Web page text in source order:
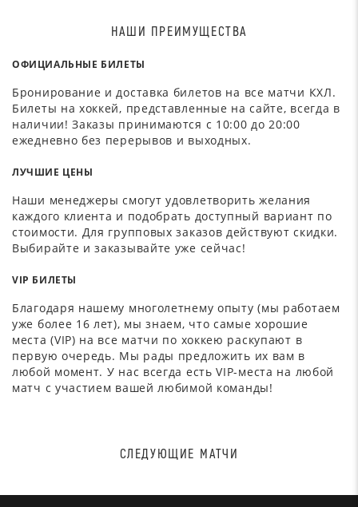
НАШИ ПРЕИМУЩЕСТВА
ОФИЦИАЛЬНЫЕ БИЛЕТЫ
Бронирование и доставка билетов на все матчи КХЛ.
Билеты на хоккей, представленные на сайте, всегда в
наличии! Заказы принимаются с 10:00 до 20:00
ежедневно без перерывов и выходных.
ЛУЧШИЕ ЦЕНЫ
Наши менеджеры смогут удовлетворить желания
каждого клиента и подобрать доступный вариант по
стоимости. Для групповых заказов действуют скидки.
Выбирайте и заказывайте уже сейчас!
VIP БИЛЕТЫ
Благодаря нашему многолетнему опыту (мы работаем
уже более 16 лет), мы знаем, что самые хорошие
места (VIP) на все матчи по хоккею раскупают в
первую очередь. Мы рады предложить их вам в
любой момент. У нас всегда есть VIP-места на любой
матч с участием вашей любимой команды!
СЛЕДУЮЩИЕ МАТЧИ